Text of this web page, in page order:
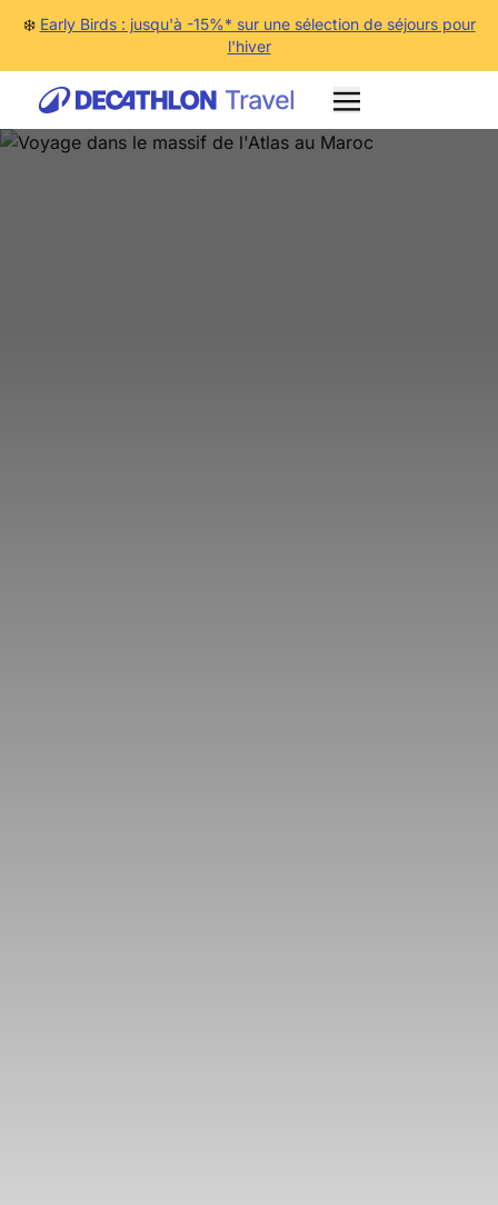
❄️ Early Birds : jusqu'à -15%* sur une sélection de séjours pour
l'hiver